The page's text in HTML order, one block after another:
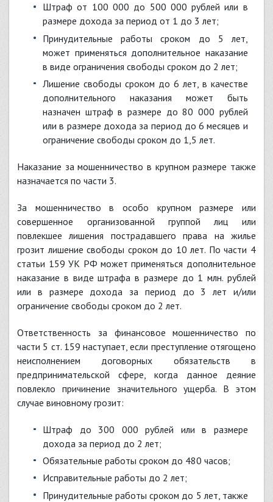
штраф от 100 000 до 500 000 рублей или в
размере дохода за период от 1 до 3 лет;
принудительные работы сроком до 5 лет,
может применяться дополнительное наказание
в виде ограничения свободы сроком до 2 лет;
лишение свободы сроком до 6 лет, в качестве
дополнительного наказания может быть
назначен штраф в размере до 80 000 рублей
или в размере дохода за период до 6 месяцев и
ограничение свободы сроком до 1,5 лет.
Наказание за мошенничество в крупном размере также
назначается по части 3.
За мошенничество в особо крупном размере или
совершенное организованной группой лиц или
повлекшее лишения пострадавшего права на жилье
грозит лишение свободы сроком до 10 лет. По части 4
статьи 159 УК РФ может применяться дополнительное
наказание в виде штрафа в размере до 1 млн. рублей
или в размере дохода за период до 3 лет и/или
ограничение свободы сроком до 2 лет.
Ответственность за финансовое мошенничество по
части 5 ст. 159 наступает, если преступление отягощено
неисполнением договорных обязательств в
предпринимательской сфере, когда данное деяние
повлекло причинение значительного ущерба. В этом
случае виновному грозит:
штраф до 300 000 рублей или в размере
дохода за период до 2 лет;
обязательные работы сроком до 480 часов;
исправительные работы до 2 лет;
принудительные работы сроком до 5 лет, также